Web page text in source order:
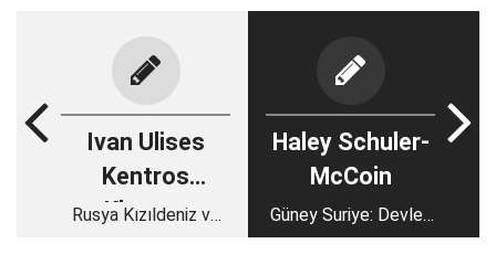
Ivan Ulises
Kentros
Klyszcz
Rusya Kızıldeniz ve
Haley Schuler-
McCoin
Güney Suriye: Devlet
iflasının geri dönüşü